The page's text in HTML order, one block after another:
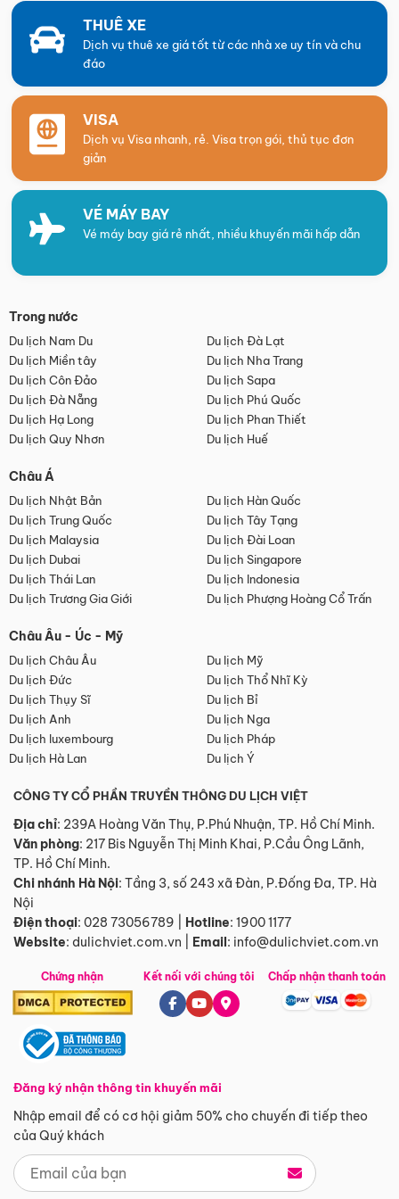
THUÊ XE
Dịch vụ thuê xe giá tốt từ các nhà xe uy tín và chu
đáo
VISA
Dịch vụ Visa nhanh, rẻ. Visa trọn gói, thủ tục đơn
giản
VÉ MÁY BAY
Vé máy bay giá rẻ nhất, nhiều khuyến mãi hấp dẫn
Trong nước
Du lịch Nam Du
Du lịch Đà Lạt
Du lịch Miền tây
Du lịch Nha Trang
Du lịch Côn Đảo
Du lịch Sapa
Du lịch Đà Nẵng
Du lịch Phú Quốc
Du lịch Hạ Long
Du lịch Phan Thiết
Du lịch Quy Nhơn
Du lịch Huế
Châu Á
Du lịch Nhật Bản
Du lịch Hàn Quốc
Du lịch Trung Quốc
Du lịch Tây Tạng
Du lịch Malaysia
Du lịch Đài Loan
Du lịch Dubai
Du lịch Singapore
Du lịch Thái Lan
Du lịch Indonesia
Du lịch Trương Gia Giới
Du lịch Phượng Hoàng Cổ Trấn
Châu Âu - Úc - Mỹ
Du lịch Châu Âu
Du lịch Mỹ
Du lịch Đức
Du lịch Thổ Nhĩ Kỳ
Du lịch Thụy Sĩ
Du lịch Bỉ
Du lịch Anh
Du lịch Nga
Du lịch luxembourg
Du lịch Pháp
Du lịch Hà Lan
Du lịch Ý
CÔNG TY CỔ PHẦN TRUYỀN THÔNG DU LỊCH VIỆT
Địa chỉ: 239A Hoàng Văn Thụ, P.Phú Nhuận, TP. Hồ Chí Minh.
Văn phòng: 217 Bis Nguyễn Thị Minh Khai, P.Cầu Ông Lãnh,
TP. Hồ Chí Minh.
Chi nhánh Hà Nội: Tầng 3, số 243 xã Đàn, P.Đống Đa, TP. Hà
Nội
Điện thoại: 028 73056789 Hotline: 1900 1177
Website: dulichviet.com.vn Email: info@dulichviet.com.vn
Chứng nhận
Đăng ký nhận thông tin khuyến mãi
Nhập email để có cơ hội giảm 50% cho chuyến đi tiếp theo
của Quý khách
Kết nối với chúng tôi Chấp nhận thanh toán